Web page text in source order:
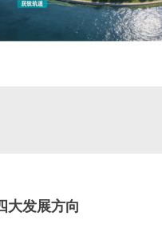
大发展方向